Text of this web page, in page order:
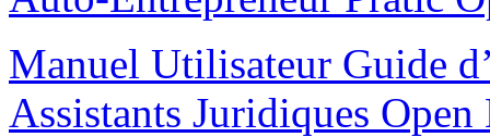
Manuel Utilisateur Guide
Assistants Juridiques